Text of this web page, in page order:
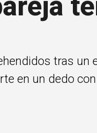
tras un
en un dedo